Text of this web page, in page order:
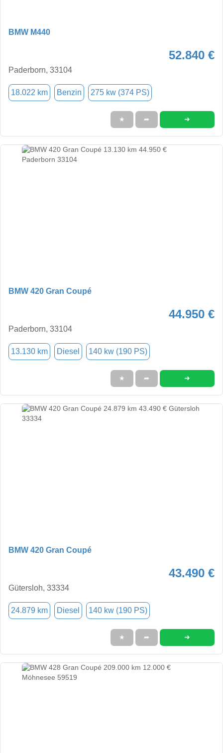
BMW M440
52.840 €
Paderborn, 33104
18.022 km Benzin 275 kw (374 PS)
★ ➦ ➜
BMW 420 Gran Coupé
44.950 €
Paderborn, 33104
13.130 km Diesel 140 kw (190 PS)
★ ➦ ➜
BMW 420 Gran Coupé
43.490 €
Gütersloh, 33334
24.879 km Diesel 140 kw (190 PS)
★ ➦ ➜